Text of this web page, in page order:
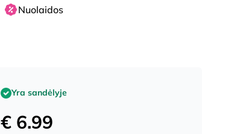
Nuolaidos
Yra sandėlyje
€ 6.99